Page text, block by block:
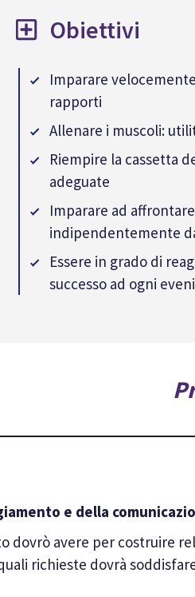
Obiettivi
Imparare
rapporti
Allenare i muscoli:
Riempire la cassetta
adeguate
Imparare ad
indipendentemente
Essere in grado di
successo ad ogni
e della
dovrò avere per costruire
richieste dovrà